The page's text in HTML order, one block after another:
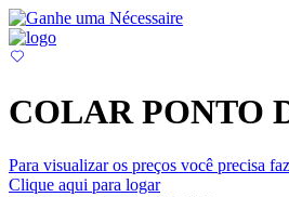
COLAR PONTO
Para visualizar os preços você precisa
Clique aqui para logar